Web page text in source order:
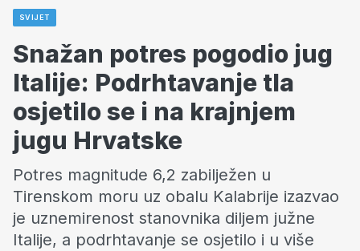
SVIJET
Snažan potres pogodio jug
Italije: Podrhtavanje tla
osjetilo se i na krajnjem
jugu Hrvatske
Potres magnitude 6,2 zabilježen u
Tirenskom moru uz obalu Kalabrije izazvao
je uznemirenost stanovnika diljem južne
Italije, a podrhtavanje se osjetilo i u više